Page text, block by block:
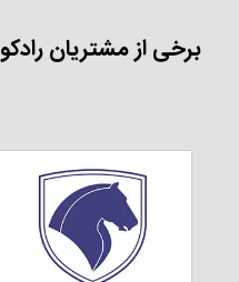
برخی از مشتریان رادکو